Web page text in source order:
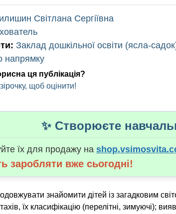
Світлана Сергіївна
Заклад дошкільної освіти (ясла-
напрямку
ця публікація?
щоб оцінити!
✨ Створюєте
їх для продажу на
заробляти вже сьогодні!
знайомити дітей із загадковим
їх класифікацію (перелітні, зимуючі);